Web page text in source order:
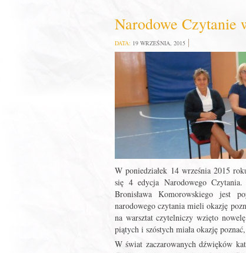
Narodowe Czytanie
DATA: 19 WRZEŚNIA, 2015
W poniedziałek 14 września 2015
się 4 edycja Narodowego
Bronisława Komorowskiego jest
narodowego czytania mieli okazję
na warsztat czytelniczy wzięto
piątych i szóstych miała okazję
W świat zaczarowanych dźwięków